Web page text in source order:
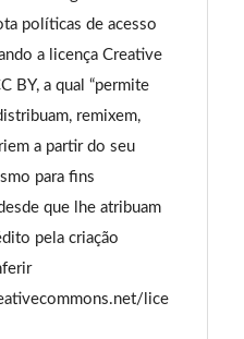
políticas de acesso
a licença Creative
BY, a qual “permite
remixem,
a partir do seu
para fins
que lhe atribuam
pela criação
lice